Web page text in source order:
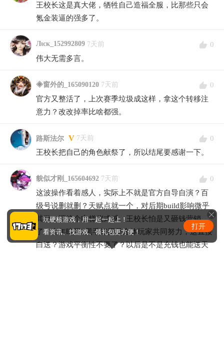
王校长这是真大佬，牺牲自己造福全服，比那些只会
氪金装逼的强多了。
Лιск_152992809 7天前
0
伟大无需多言。
◈窗外的_165090120 7天前
0
官方又整活了，上次赛季垃圾成这样，拿这个转移注
意力？改改掉率比啥都强。
路斯法尔 V 7天前
0
王校长把自己的角色献祭了，所以结尾要感谢一下。
貌似才刚_165604692 7天前
0
这波操作看着感人，实际上不就是官方自导自演？百
级号说删就删？天赋点就一个，对后期build影响微乎
其微，还搞个电梯仪式感。王校长怕是又砸钱营销
了，当年暗黑2黑毛好歹是全体玩家共同努力，这直接
白送？游戏平衡性不要了？以后是不是充钱也能送天
玩硬核游戏，用一起一起上！
看资讯、找游戏、领礼包更方便！
打开